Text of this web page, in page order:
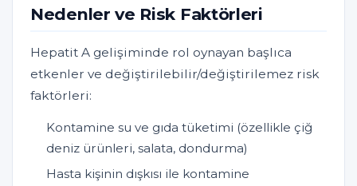
Nedenler ve Risk Faktörleri
Hepatit A gelişiminde rol oynayan başlıca
etkenler ve değiştirilebilir/değiştirilemez risk
faktörleri:
Kontamine su ve gıda tüketimi (özellikle çiğ
deniz ürünleri, salata, dondurma)
Hasta kişinin dışkısı ile kontamine